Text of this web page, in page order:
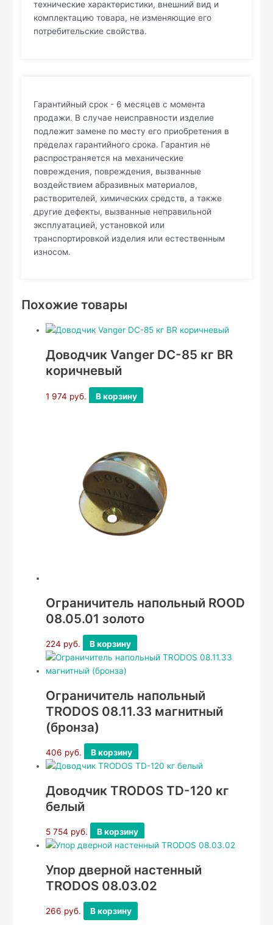
технические характеристики, внешний вид и
комплектацию товара, не изменяющие его
потребительские свойства.
Гарантийный срок - 6 месяцев с момента
продажи. В случае неисправности изделие
подлежит замене по месту его приобретения в
пределах гарантийного срока. Гарантия не
распространяется на механические
повреждения, повреждения, вызванные
воздействием абразивных материалов,
растворителей, химических средств, а также
другие дефекты, вызванные неправильной
эксплуатацией, установкой или
транспортировкой изделия или естественным
износом.
Похожие товары
Доводчик Vanger DC-85 кг BR
коричневый
1 974 руб. В корзину
Ограничитель напольный ROOD
08.05.01 золото
224 руб. В корзину
Ограничитель напольный
TRODOS 08.11.33 магнитный
(бронза)
406 руб. В корзину
Доводчик TRODOS TD-120 кг
белый
5 754 руб. В корзину
Упор дверной настенный
TRODOS 08.03.02
266 руб. В корзину